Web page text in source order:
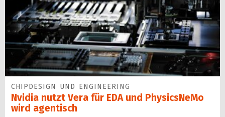
CHIPDESIGN UND ENGINEERING
Nvidia nutzt Vera für EDA und PhysicsNeMo
wird agentisch